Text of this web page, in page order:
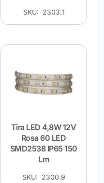
SKU: 2303.1
Tira LED 4,8W 12V
Rosa 60 LED
SMD2538 IP65 150
Lm
SKU: 2300.9